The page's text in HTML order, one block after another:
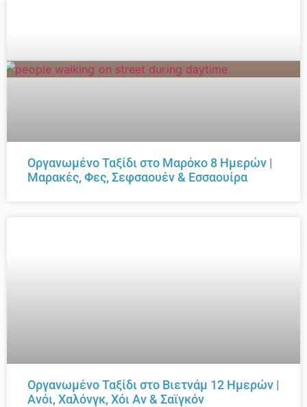
Οργανωμένο Ταξίδι στο Μαρόκο 8 Ημερών |
Μαρακές, Φες, Σεφσαουέν & Εσσαουίρα
Οργανωμένο Ταξίδι στο Βιετνάμ 12 Ημερών |
Ανόι, Χαλόνγκ, Χόι Αν & Σαϊγκόν